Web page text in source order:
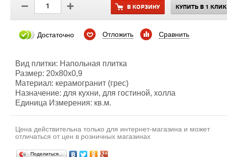
В КОРЗИНУ КУПИТЬ В 1 КЛИК
Достаточно Отложить Сравнить
Вид плитки: Напольная плитка
Размер: 20х80x0,9
Материал: керамогранит (грес)
Назначение: для кухни, для гостиной, холла
Единица Измерения: кв.м.
Цена действительна только для интернет-магазина и может
отличаться от цен в розничных магазинах
Поделиться…